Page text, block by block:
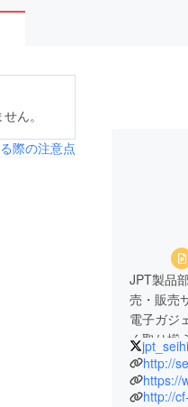
ん。
際の注意点
JPT製品
売・販売
電子ガジ
く取り揃
までにな
いです。
http://
https://
http://